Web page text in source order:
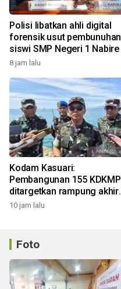
Polisi libatkan ahli digital
forensik usut pembunuhan
siswi SMP Negeri 1 Nabire
8 jam lalu
Kodam Kasuari:
Pembangunan 155 KDKMP
ditargetkan rampung akhir
Agustus
10 jam lalu
Foto